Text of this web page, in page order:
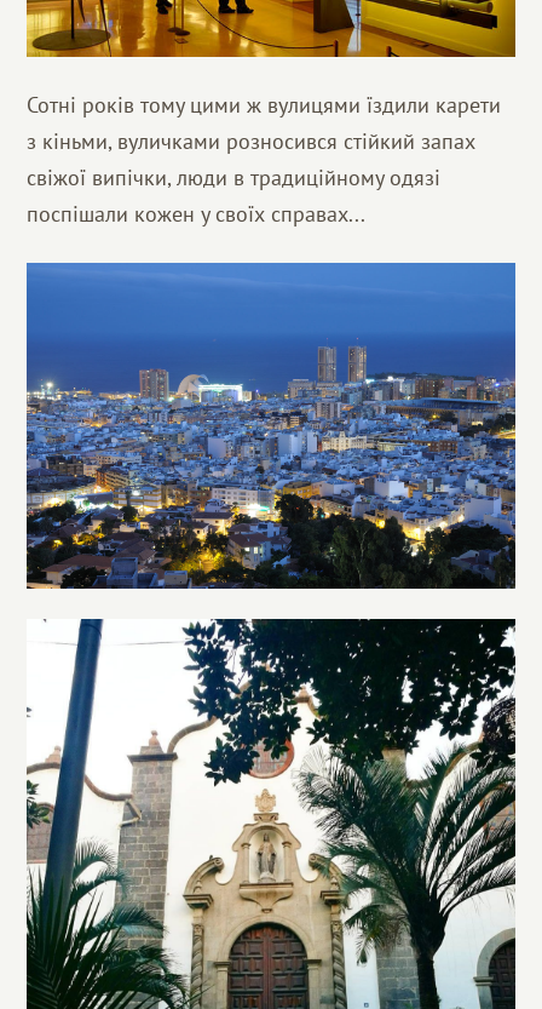
Сотні років тому цими ж вулицями їздили карети
з кіньми, вуличками розносився стійкий запах
свіжої випічки, люди в традиційному одязі
поспішали кожен у своїх справах...